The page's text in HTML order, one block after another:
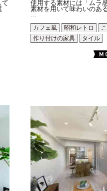
て
使用する素材には「ムラ
素材を用いて味わいのあ
...
カフェ風
昭和レトロ
作り付けの家具
タイル